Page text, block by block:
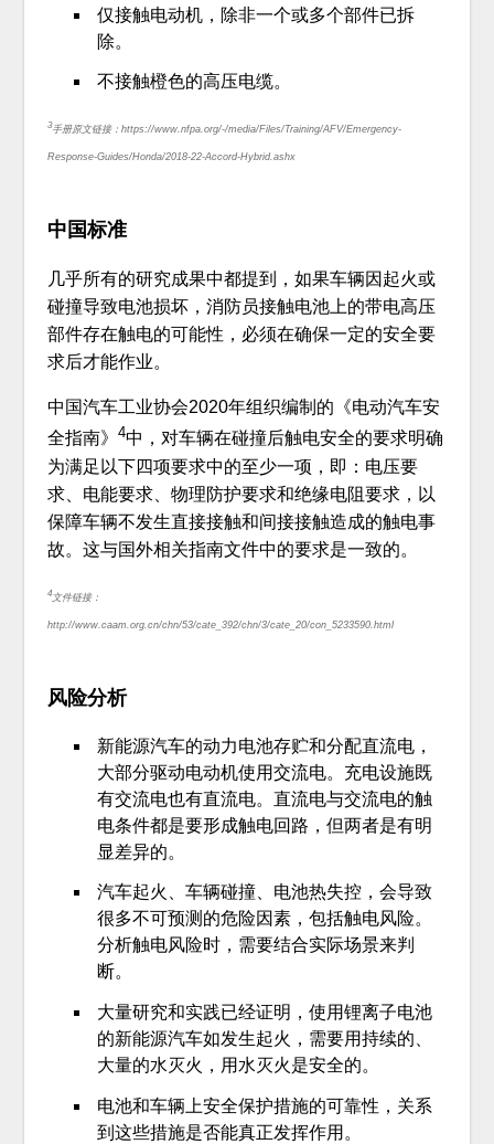
仅接触电动机，除非一个或多个部件已拆
除。
不接触橙色的高压电缆。
3手册原文链接：https://www.nfpa.org/-/media/Files/Training/AFV/Emergency-
Response-Guides/Honda/2018-22-Accord-Hybrid.ashx
中国标准
几乎所有的研究成果中都提到，如果车辆因起火或
碰撞导致电池损坏，消防员接触电池上的带电高压
部件存在触电的可能性，必须在确保一定的安全要
求后才能作业。
中国汽车工业协会2020年组织编制的《电动汽车安
全指南》 4中，对车辆在碰撞后触电安全的要求明确
为满足以下四项要求中的至少一项，即：电压要
求、电能要求、物理防护要求和绝缘电阻要求，以
保障车辆不发生直接接触和间接接触造成的触电事
故。这与国外相关指南文件中的要求是一致的。
4文件链接：
http://www.caam.org.cn/chn/53/cate_392/chn/3/cate_20/con_5233590.html
风险分析
新能源汽车的动力电池存贮和分配直流电，
大部分驱动电动机使用交流电。充电设施既
有交流电也有直流电。直流电与交流电的触
电条件都是要形成触电回路，但两者是有明
显差异的。
汽车起火、车辆碰撞、电池热失控，会导致
很多不可预测的危险因素，包括触电风险。
分析触电风险时，需要结合实际场景来判
断。
大量研究和实践已经证明，使用锂离子电池
的新能源汽车如发生起火，需要用持续的、
大量的水灭火，用水灭火是安全的。
电池和车辆上安全保护措施的可靠性，关系
到这些措施是否能真正发挥作用。